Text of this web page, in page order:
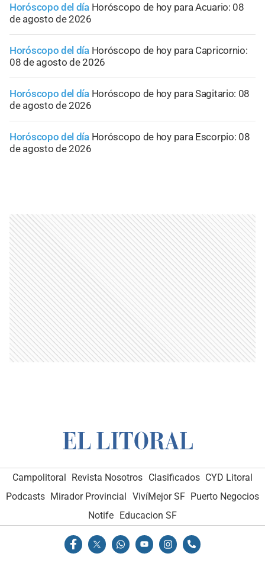
Horóscopo del día Horóscopo de hoy para Acuario: 08
de agosto de 2026
Horóscopo del día Horóscopo de hoy para Capricornio:
08 de agosto de 2026
Horóscopo del día Horóscopo de hoy para Sagitario: 08
de agosto de 2026
Horóscopo del día Horóscopo de hoy para Escorpio: 08
de agosto de 2026
Campolitoral Revista Nosotros Clasificados CYD Litoral
Podcasts Mirador Provincial VivíMejor SF Puerto Negocios
Notife
Educacion SF